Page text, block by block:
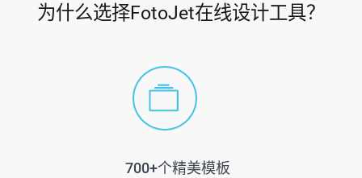
为什么选择FotoJet在线设计工具？
700+个精美模板